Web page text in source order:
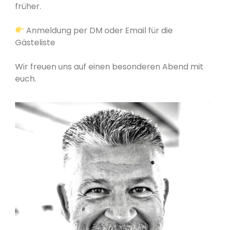
früher.
Anmeldung per DM oder Email für die
Gästeliste
Wir freuen uns auf einen besonderen Abend mit
euch.